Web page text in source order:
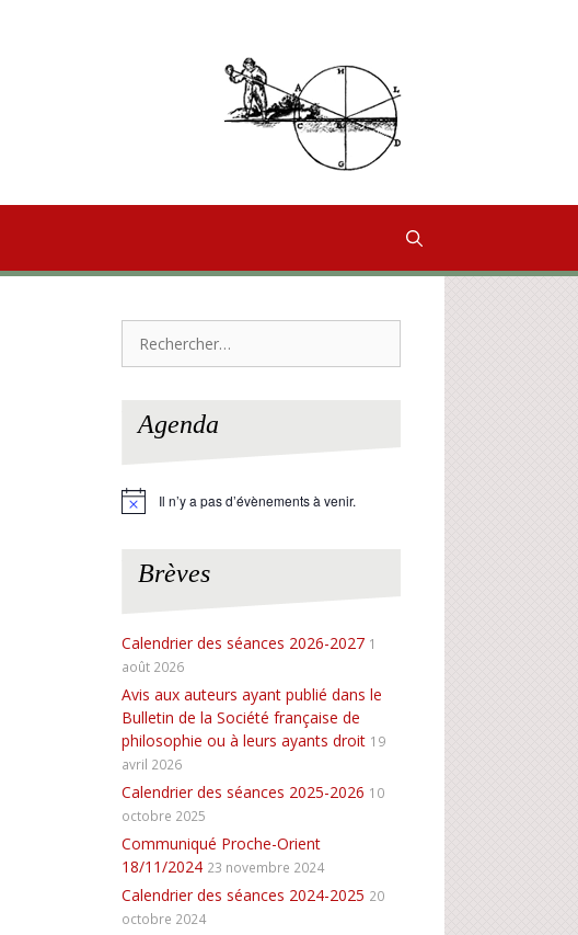
Agenda
N
Il n’y a pas d’évènements à venir.
Brèves
Calendrier des séances 2026-2027 1
août 2026
Avis aux auteurs ayant publié dans le
Bulletin de la Société française de
philosophie ou à leurs ayants droit 19
avril 2026
Calendrier des séances 2025-2026 10
octobre 2025
Communiqué Proche-Orient
18/11/2024 23 novembre 2024
Calendrier des séances 2024-2025 20
octobre 2024